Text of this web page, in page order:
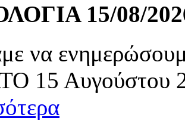
15/08/
να
15 Αυγούστου